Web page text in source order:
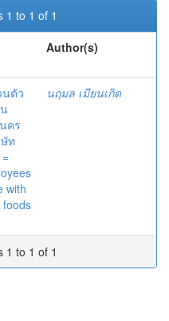
1 to 1 of 1
Author(s)
ตัว
คร
ท
with
foods
นฤมล เมียนเกิด
1 to 1 of 1